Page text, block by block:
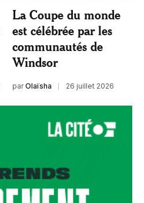
La Coupe du monde
est célébrée par les
communautés de
Windsor
par Olaïsha 26 juillet 2026